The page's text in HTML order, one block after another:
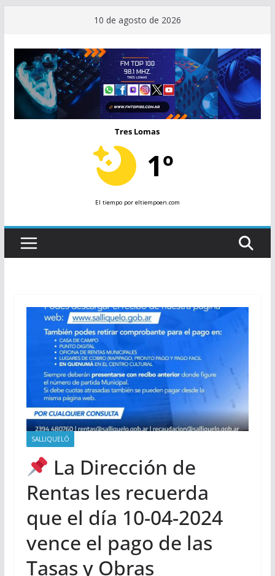
contenido
10 de agosto de 2026
Tres Lomas
1º
El tiempopor eltiempoen.com
SALLIQUELÓ
La Dirección de
Rentas les recuerda
que el día 10-04-2024
vence el pago de las
Tasas y Obras